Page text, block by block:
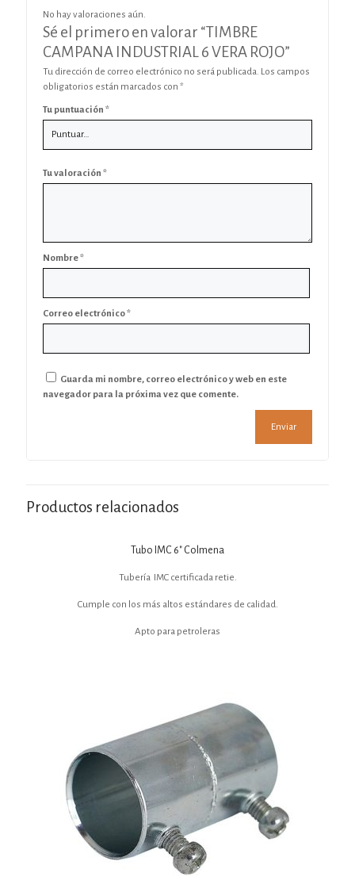
No hay valoraciones aún.
Sé el primero en valorar “TIMBRE
CAMPANA INDUSTRIAL 6 VERA ROJO”
Tu dirección de correo electrónico no será publicada. Los campos
obligatorios están marcados con *
Tu puntuación *
Tu valoración *
Nombre*
Correo electrónico*
Guarda mi nombre, correo electrónico y web en este
navegador para la próxima vez que comente.
Productos relacionados
Tubo IMC 6″ Colmena
Tubería IMC certificada retie.
Cumple con los más altos estándares de calidad.
Apto para petroleras